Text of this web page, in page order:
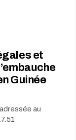
et
Guinée
au